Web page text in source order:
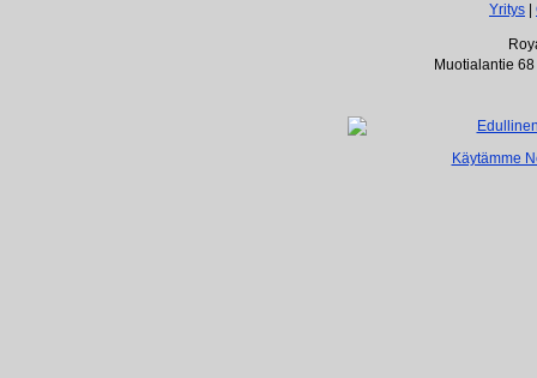
Yritys
Muotialantie
Käytämme